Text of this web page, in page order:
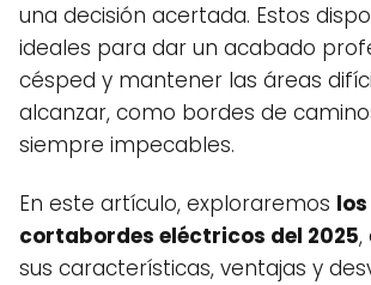
una decisión acertada. Estos
ideales para dar un acabado
césped y mantener las áreas
alcanzar, como bordes de
siempre impecables.
En este artículo, exploraremos
cortabordes eléctricos del 2025,
sus características, ventajas y